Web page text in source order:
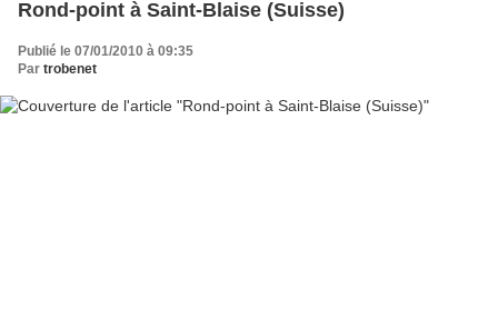
Rond-point à Saint-Blaise (Suisse)
Publié le 07/01/2010 à 09:35
Par trobenet